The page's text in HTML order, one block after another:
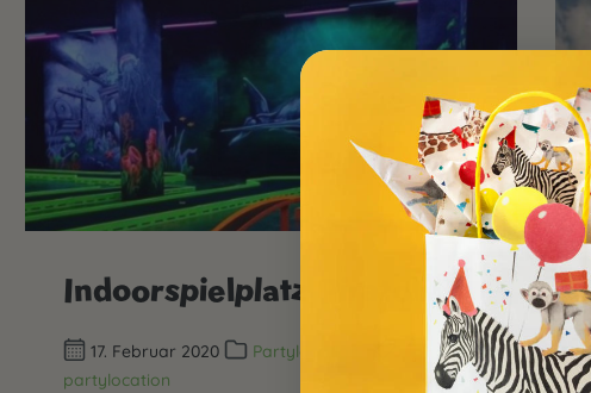
Indoorspielplatz Piratolino
17. Februar 2020
Partylocation
partylocation